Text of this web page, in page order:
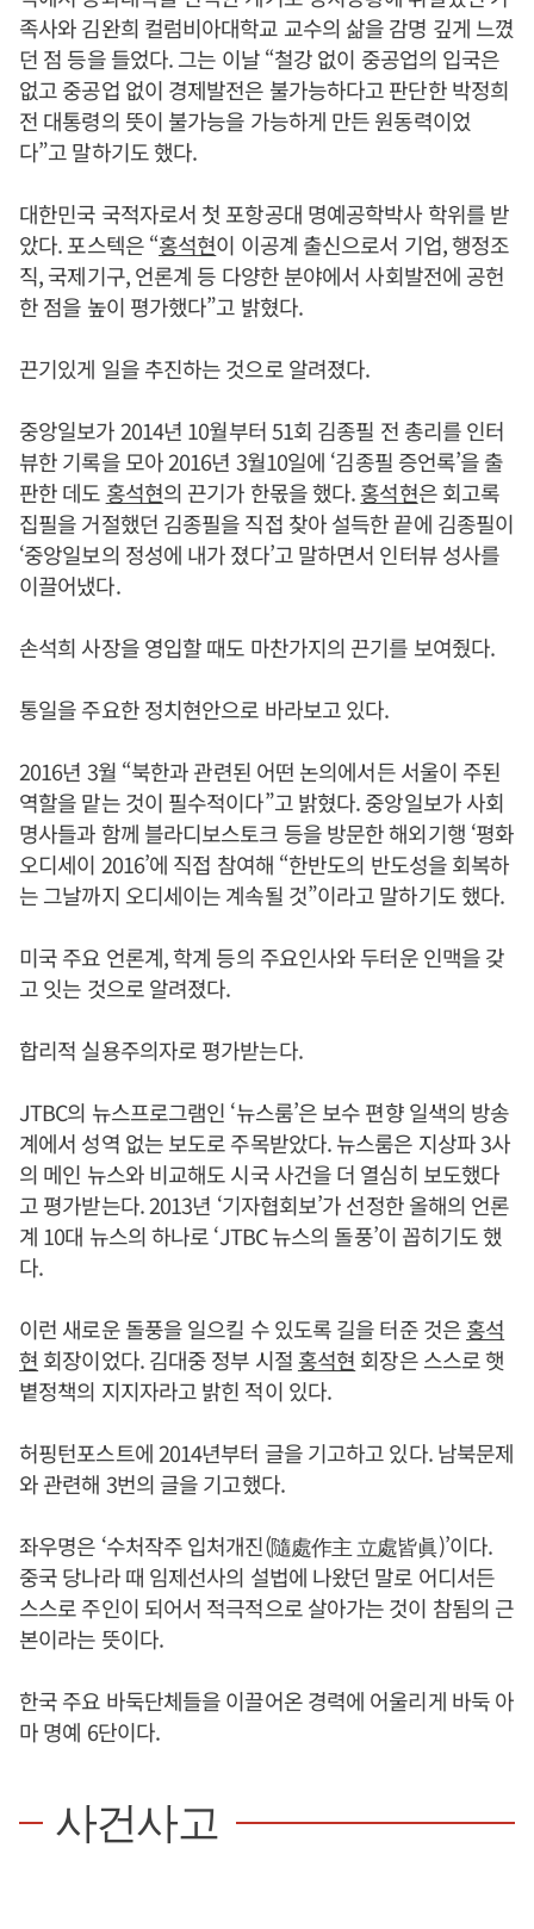
족사와 김완희 컬럼비아대학교 교수의 삶을 감명 깊게 느꼈
던 점 등을 들었다. 그는 이날 “철강 없이 중공업의 입국은
없고 중공업 없이 경제발전은 불가능하다고 판단한 박정희
전 대통령의 뜻이 불가능을 가능하게 만든 원동력이었
다”고 말하기도 했다.
대한민국 국적자로서 첫 포항공대 명예공학박사 학위를 받
았다. 포스텍은 “홍석현이 이공계 출신으로서 기업, 행정조
직, 국제기구, 언론계 등 다양한 분야에서 사회발전에 공헌
한 점을 높이 평가했다”고 밝혔다.
끈기있게 일을 추진하는 것으로 알려졌다.
중앙일보가 2014년 10월부터 51회 김종필 전 총리를 인터
뷰한 기록을 모아 2016년 3월10일에 ‘김종필 증언록’을 출
판한 데도 홍석현의 끈기가 한몫을 했다.홍석현은 회고록
집필을 거절했던 김종필을 직접 찾아 설득한 끝에 김종필이
‘중앙일보의 정성에 내가 졌다’고 말하면서 인터뷰 성사를
이끌어냈다.
손석희 사장을 영입할 때도 마찬가지의 끈기를 보여줬다.
통일을 주요한 정치현안으로 바라보고 있다.
2016년 3월 “북한과 관련된 어떤 논의에서든 서울이 주된
역할을 맡는 것이 필수적이다”고 밝혔다. 중앙일보가 사회
명사들과 함께 블라디보스토크 등을 방문한 해외기행 ‘평화
오디세이 2016’에 직접 참여해 “한반도의 반도성을 회복하
는 그날까지 오디세이는 계속될 것”이라고 말하기도 했다.
미국 주요 언론계, 학계 등의 주요인사와 두터운 인맥을 갖
고 잇는 것으로 알려졌다.
합리적 실용주의자로 평가받는다.
JTBC의 뉴스프로그램인 ‘뉴스룸’은 보수 편향 일색의 방송
계에서 성역 없는 보도로 주목받았다. 뉴스룸은 지상파 3사
의 메인 뉴스와 비교해도 시국 사건을 더 열심히 보도했다
고 평가받는다. 2013년 ‘기자협회보’가 선정한 올해의 언론
계 10대 뉴스의 하나로 ‘JTBC 뉴스의 돌풍’이 꼽히기도 했
다.
이런 새로운 돌풍을 일으킬 수 있도록 길을 터준 것은홍석
현 회장이었다. 김대중 정부 시절 홍석현 회장은 스스로 햇
볕정책의 지지자라고 밝힌 적이 있다.
허핑턴포스트에 2014년부터 글을 기고하고 있다. 남북문제
와 관련해 3번의 글을 기고했다.
좌우명은 ‘수처작주 입처개진(隨處作主 立處皆眞)’이다.
중국 당나라 때 임제선사의 설법에 나왔던 말로 어디서든
스스로 주인이 되어서 적극적으로 살아가는 것이 참됨의 근
본이라는 뜻이다.
한국 주요 바둑단체들을 이끌어온 경력에 어울리게 바둑 아
마 명예 6단이다.
사건사고